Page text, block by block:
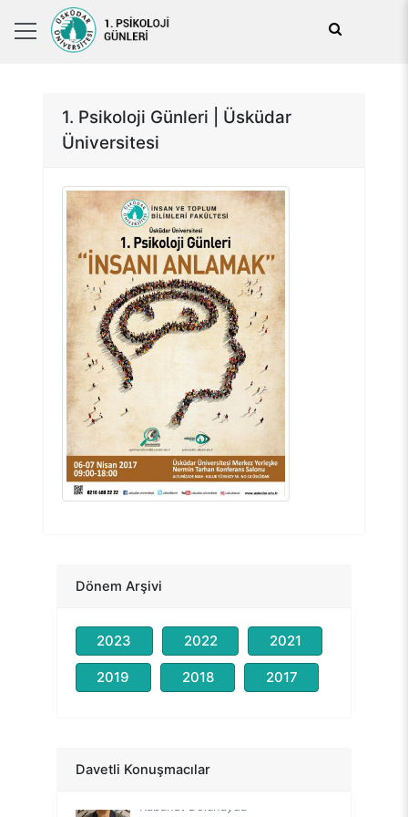
1. Psikoloji Günleri | Üsküdar
Üniversitesi
Dönem Arşivi
2023 2022 2021
2019 2018 2017
Davetli Konuşmacılar
Prof.Dr. Sevil Atasoy